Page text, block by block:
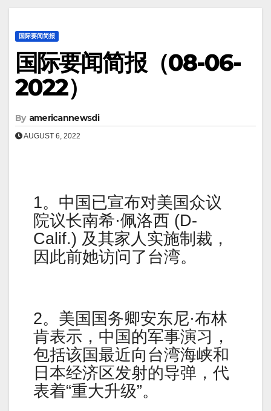
国际要闻简报
国际要闻简报（08-06-
2022）
By americannewsdi
AUGUST 6, 2022
1。中国已宣布对美国众议
院议长南希·佩洛西 (D-
Calif.) 及其家人实施制裁，
因此前她访问了台湾。
2。美国国务卿安东尼·布林
肯表示，中国的军事演习，
包括该国最近向台湾海峡和
日本经济区发射的导弹，代
表着“重大升级”。